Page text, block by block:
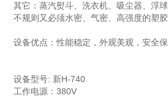
其它：蒸汽熨斗、洗衣机、吸尘器、浮
不规则又必须水密、气密、高强度的塑胶
设备优点：性能稳定，外观美观，安全保
设备型号: 新H-740
工作电源：380V